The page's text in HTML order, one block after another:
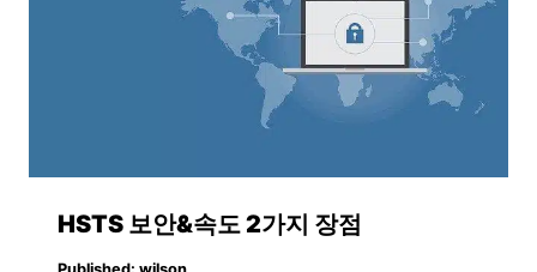
HSTS 보안&속도 2가지 장점